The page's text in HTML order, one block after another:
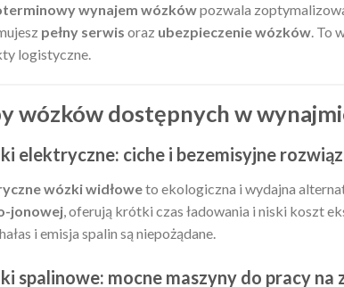
wynajem wózkówpozwala
pełny serwis oraz ubezpieczenie wózków. To
logistyczne.
wózków dostępnych w
elektryczne: ciche i bezemisyjne
wózki widłoweto ekologiczna i wydajna
jonowej, oferują krótki czas ładowania i niski koszt
i emisja spalin są niepożądane.
spalinowe: mocne maszyny do pracy na